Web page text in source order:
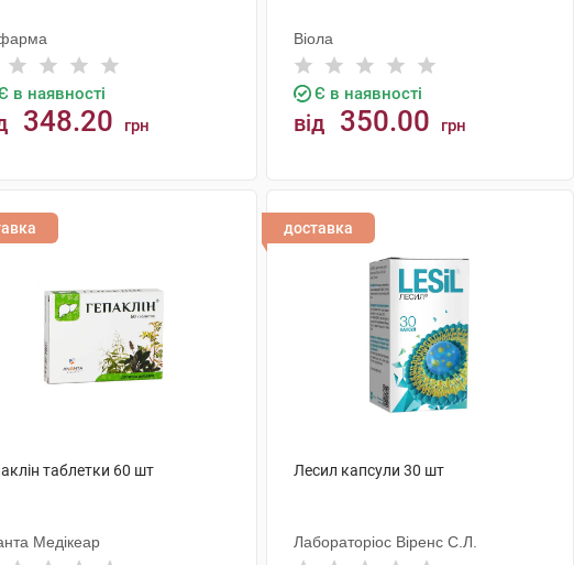
в наявності
348.20 грн
Віола
Є в наявності
від 350.00 грн
таблетки 60 шт
Медікеар
доставка
Лесил капсули 30 шт
Лабораторіос Віренс С.Л.